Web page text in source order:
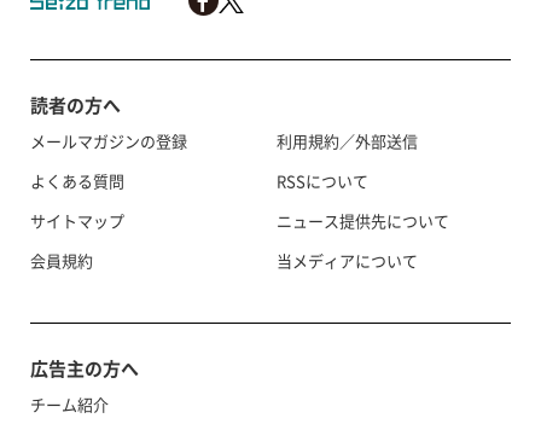
読者の方へ
メールマガジンの登録
よくある質問
サイトマップ
会員規約
利用規約／外部送信
RSSについて
ニュース提供先について
当メディアについて
広告主の方へ
チーム紹介